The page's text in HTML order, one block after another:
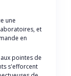
une
et
en
pointes de
s'efforcent